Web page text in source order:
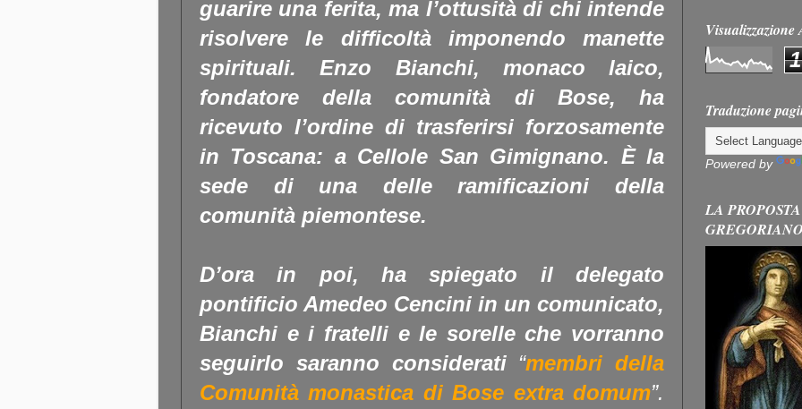
guarire una ferita, ma l’ottusità di chi intende
risolvere le difficoltà imponendo manette
spirituali. Enzo Bianchi, monaco laico,
fondatore della comunità di Bose, ha
ricevuto l’ordine di trasferirsi forzosamente
in Toscana: a Cellole San Gimignano. È la
sede di una delle ramificazioni della
comunità piemontese.
D’ora in poi, ha spiegato il delegato
pontificio Amedeo Cencini in un comunicato,
Bianchi e i fratelli e le sorelle che vorranno
seguirlo saranno considerati“membri della
Comunità monastica di Bose extra domum”.
1
Traduzione
Powered by
LA